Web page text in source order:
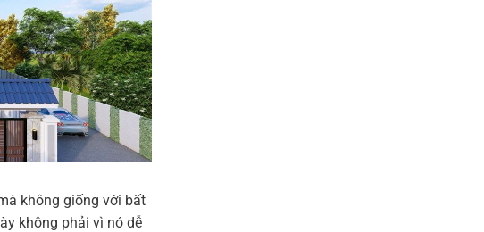
không giống với bất
không phải vì nó dễ